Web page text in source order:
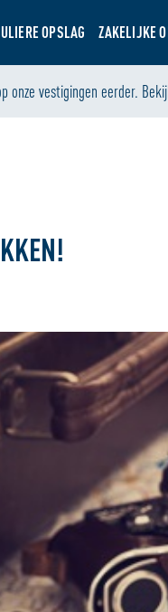
OPSLAG ZAKELIJKE
onze vestigingen eerder.